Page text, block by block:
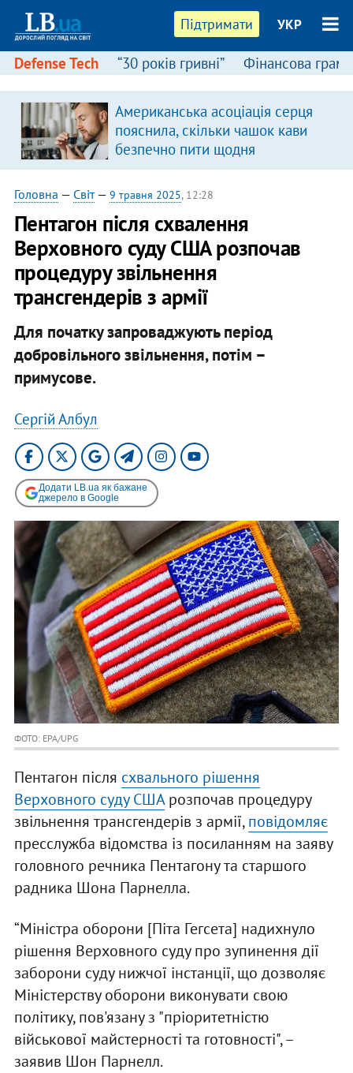
Підтримати УКР
Defense Tech “30 років гривні” Фінансова
Американська асоціація серця
пояснила, скільки чашок кави
безпечно пити щодня
Головна — Світ— 9 травня 2025, 12:28
Пентагон після схвалення
Верховного суду США розпочав
процедуру звільнення
трансгендерів з армії
Для початку запроваджують період
добровільного звільнення, потім –
примусове.
Сергій Албул
Додати LB.ua як бажане
джерело в Google
ФОТО: EPA/UPG
Пентагон після схвального рішення
Верховного суду СШАрозпочав процедуру
звільнення трансгендерів з армії,повідомляє
пресслужба відомства із посиланням на заяву
головного речника Пентагону та старшого
радника Шона Парнелла.
“Міністра оборони [Піта Гегсета] надихнуло
рішення Верховного суду про зупинення дії
заборони суду нижчої інстанції, що дозволяє
Міністерству оборони виконувати свою
політику, пов'язану з "пріоритетністю
військової майстерності та готовності", –
заявив Шон Парнелл.